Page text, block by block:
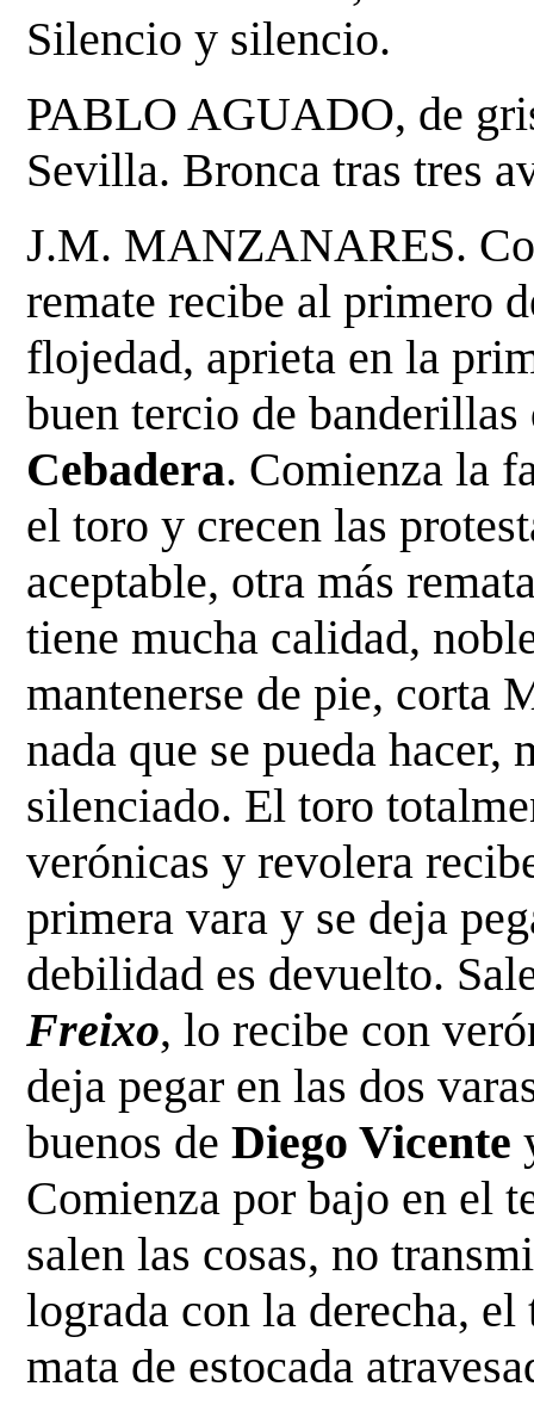
Silencio y silencio.
PABLO AGUADO, de
Sevilla. Bronca tras tres
J.M. MANZANARES.
remate recibe al primero
flojedad, aprieta en la
buen tercio de
Cebadera. Comienza la
el toro y crecen las
aceptable, otra más
tiene mucha calidad,
mantenerse de pie, corta
nada que se pueda hacer,
silenciado. El toro
verónicas y revolera
primera vara y se deja
debilidad es devuelto.
Freixo, lo recibe con
deja pegar en las dos
buenos deDiego Vicente
Comienza por bajo en el
salen las cosas, no
lograda con la derecha,
mata de estocada